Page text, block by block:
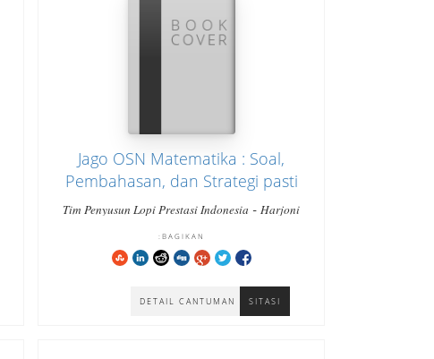
Jago OSN Matematika : Soal,
Pembahasan, dan Strategi pasti
bisa cara cepat paham dan
Sederajat
Tim Penyusun Lopi Prestasi Indonesia - Harjoni
DETAIL CANTUMAN SITASI
BAGIKAN: